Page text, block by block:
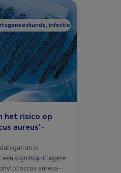
Infectieziekten
het risico op
aureus'-
is
significant lagere
aureus-